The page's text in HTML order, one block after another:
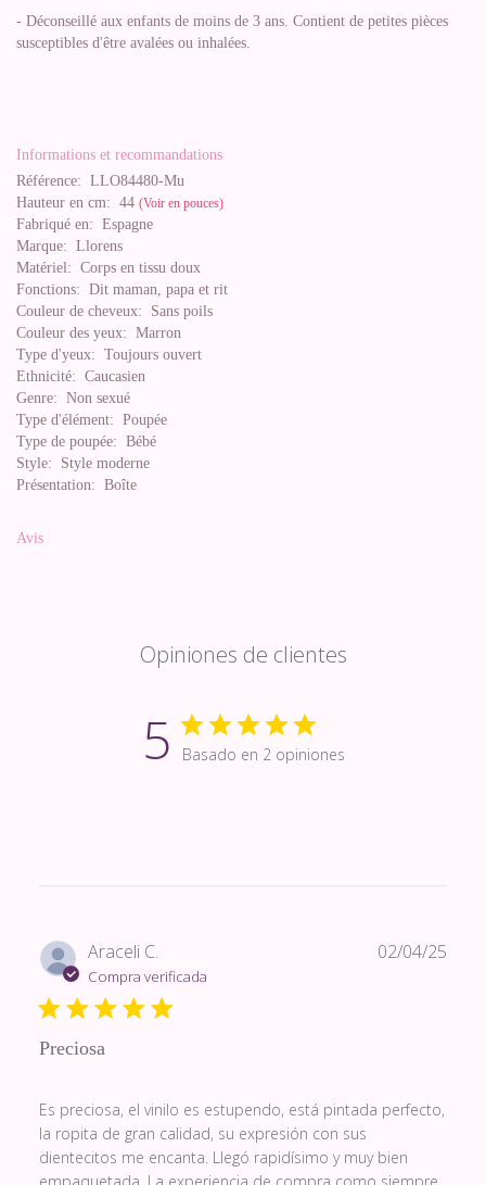
- Déconseillé aux enfants de moins de 3 ans. Contient de petites pièces
susceptibles d'être avalées ou inhalées.
Informations et recommandations
Référence: LLO84480-Mu
Hauteur en cm: 44 (Voir en pouces)
Fabriqué en: Espagne
Marque: Llorens
Matériel: Corps en tissu doux
Fonctions: Dit maman, papa et rit
Couleur de cheveux: Sans poils
Couleur des yeux: Marron
Type d'yeux: Toujours ouvert
Ethnicité: Caucasien
Genre: Non sexué
Type d'élément: Poupée
Type de poupée: Bébé
Style: Style moderne
Présentation: Boîte
Avis
Opiniones de clientes
5 Basado en 2 opiniones
Araceli C.
Compra verificada
Preciosa
Es preciosa, el vinilo es estupendo, está pintada perfecto,
la ropita de gran calidad, su expresión con sus
dientecitos me encanta. Llegó rapidísimo y muy bien
02/04/25